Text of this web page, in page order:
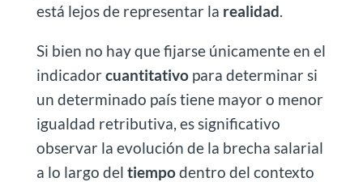
está lejos de representar la realidad
Si bien no hay que fijarse únicamente en el
indicadorcuantitativopara determinar si
un determinado país tiene mayor o menor
igualdad retributiva, es significativo
observar la evolución de la brecha salarial
a lo largo del tiempodentro del contexto